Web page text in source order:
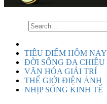
TIÊU ĐIỂM HÔM NAY
ĐỜI SỐNG ĐA CHIỀU
VĂN HÓA GIẢI TRÍ
THẾ GIỚI ĐIỆN ẢNH
NHỊP SỐNG KINH TẾ